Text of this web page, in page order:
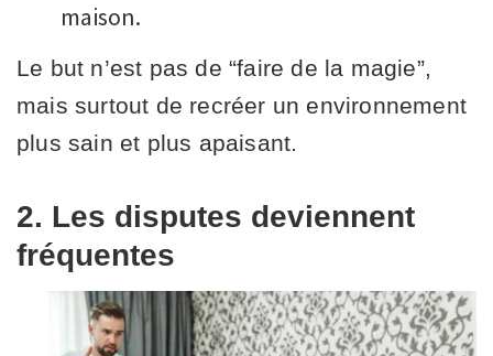
maison.
Le but n’est pas de “faire de la magie”,
mais surtout de recréer un environnement
plus sain et plus apaisant.
2. Les disputes deviennent
fréquentes